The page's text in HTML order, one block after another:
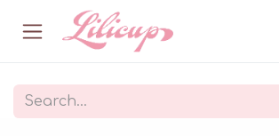
Skip to Content